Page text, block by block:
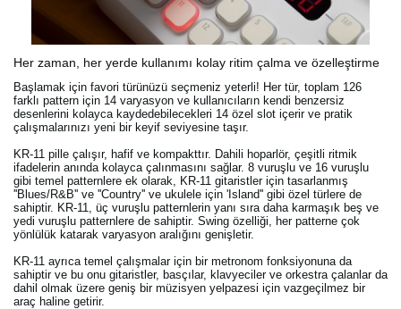
Her zaman, her yerde kullanımı kolay ritim çalma ve özelleştirme
Başlamak için favori türünüzü seçmeniz yeterli! Her tür, toplam 126
farklı pattern için 14 varyasyon ve kullanıcıların kendi benzersiz
desenlerini kolayca kaydedebilecekleri 14 özel slot içerir ve pratik
çalışmalarınızı yeni bir keyif seviyesine taşır.
KR-11 pille çalışır, hafif ve kompakttır. Dahili hoparlör, çeşitli ritmik
ifadelerin anında kolayca çalınmasını sağlar. 8 vuruşlu ve 16 vuruşlu
gibi temel patternlere ek olarak, KR-11 gitaristler için tasarlanmış
''Blues/R&B'' ve ''Country'' ve ukulele için 'Island'' gibi özel türlere de
sahiptir. KR-11, üç vuruşlu patternlerin yanı sıra daha karmaşık beş ve
yedi vuruşlu patternlere de sahiptir. Swing özelliği, her patterne çok
yönlülük katarak varyasyon aralığını genişletir.
KR-11 ayrıca temel çalışmalar için bir metronom fonksiyonuna da
sahiptir ve bu onu gitaristler, basçılar, klavyeciler ve orkestra çalanlar da
dahil olmak üzere geniş bir müzisyen yelpazesi için vazgeçilmez bir
araç haline getirir.